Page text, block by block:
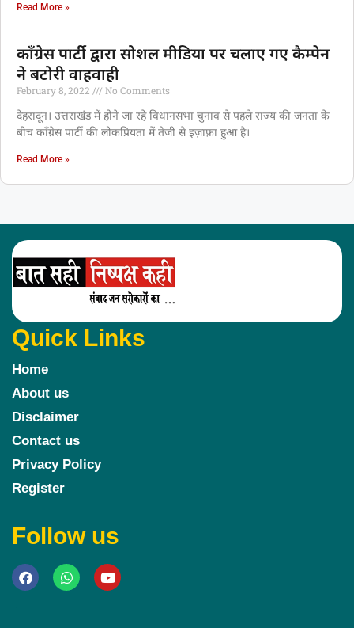
Read More »
काँग्रेस पार्टी द्वारा सोशल मीडिया पर चलाए गए कैम्पेन
ने बटोरी वाहवाही
February 8, 2022 No Comments
देहरादून। उत्तराखंड में होने जा रहे विधानसभा चुनाव से पहले राज्य की जनता के
बीच काँग्रेस पार्टी की लोकप्रियता में तेजी से इज़ाफ़ा हुआ है।
Read More »
Quick Links
Home
About us
Disclaimer
Contact us
Privacy Policy
Register
Follow us